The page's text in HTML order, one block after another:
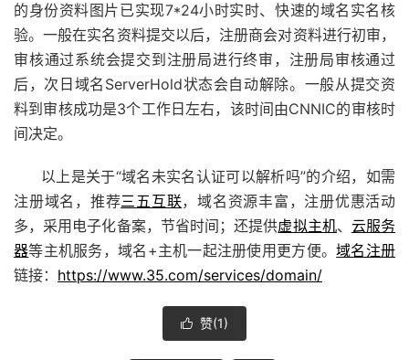
的身份资料图片已实现7*24小时实时、快速的域名实名核
验。一般在实名资料提交以后，注册商会对资料进行初审，
审核通过系统会提交到注册局进行终审，注册局审核通过
后，次日域名ServerHold状态会自动解除。一般从提交资
料到审核成功是3个工作日左右，该时间由CNNIC的审核时
间决定。
以上是关于“域名未实名认证可以解析吗”的介绍，如需
注册域名，推荐三五互联，域名资源丰富，注册优惠活动
多，采用电子化备案，节省时间；还提供虚拟主机、 云服务
器等主机服务，域名+主机一起注册使用更方便。域名注册
链接： https://www.35.com/services/domain/
 赞(1)